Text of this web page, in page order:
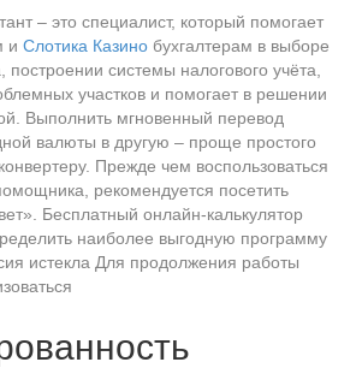
– это специалист, который помогает
и Слотика Казино бухгалтерам в выборе
построении системы налогового учёта,
участков и помогает в решении
Выполнить мгновенный перевод
валюты в другую – проще простого
Прежде чем воспользоваться
рекомендуется посетить
Бесплатный онлайн-калькулятор
наиболее выгодную программу
истекла Для продолжения работы